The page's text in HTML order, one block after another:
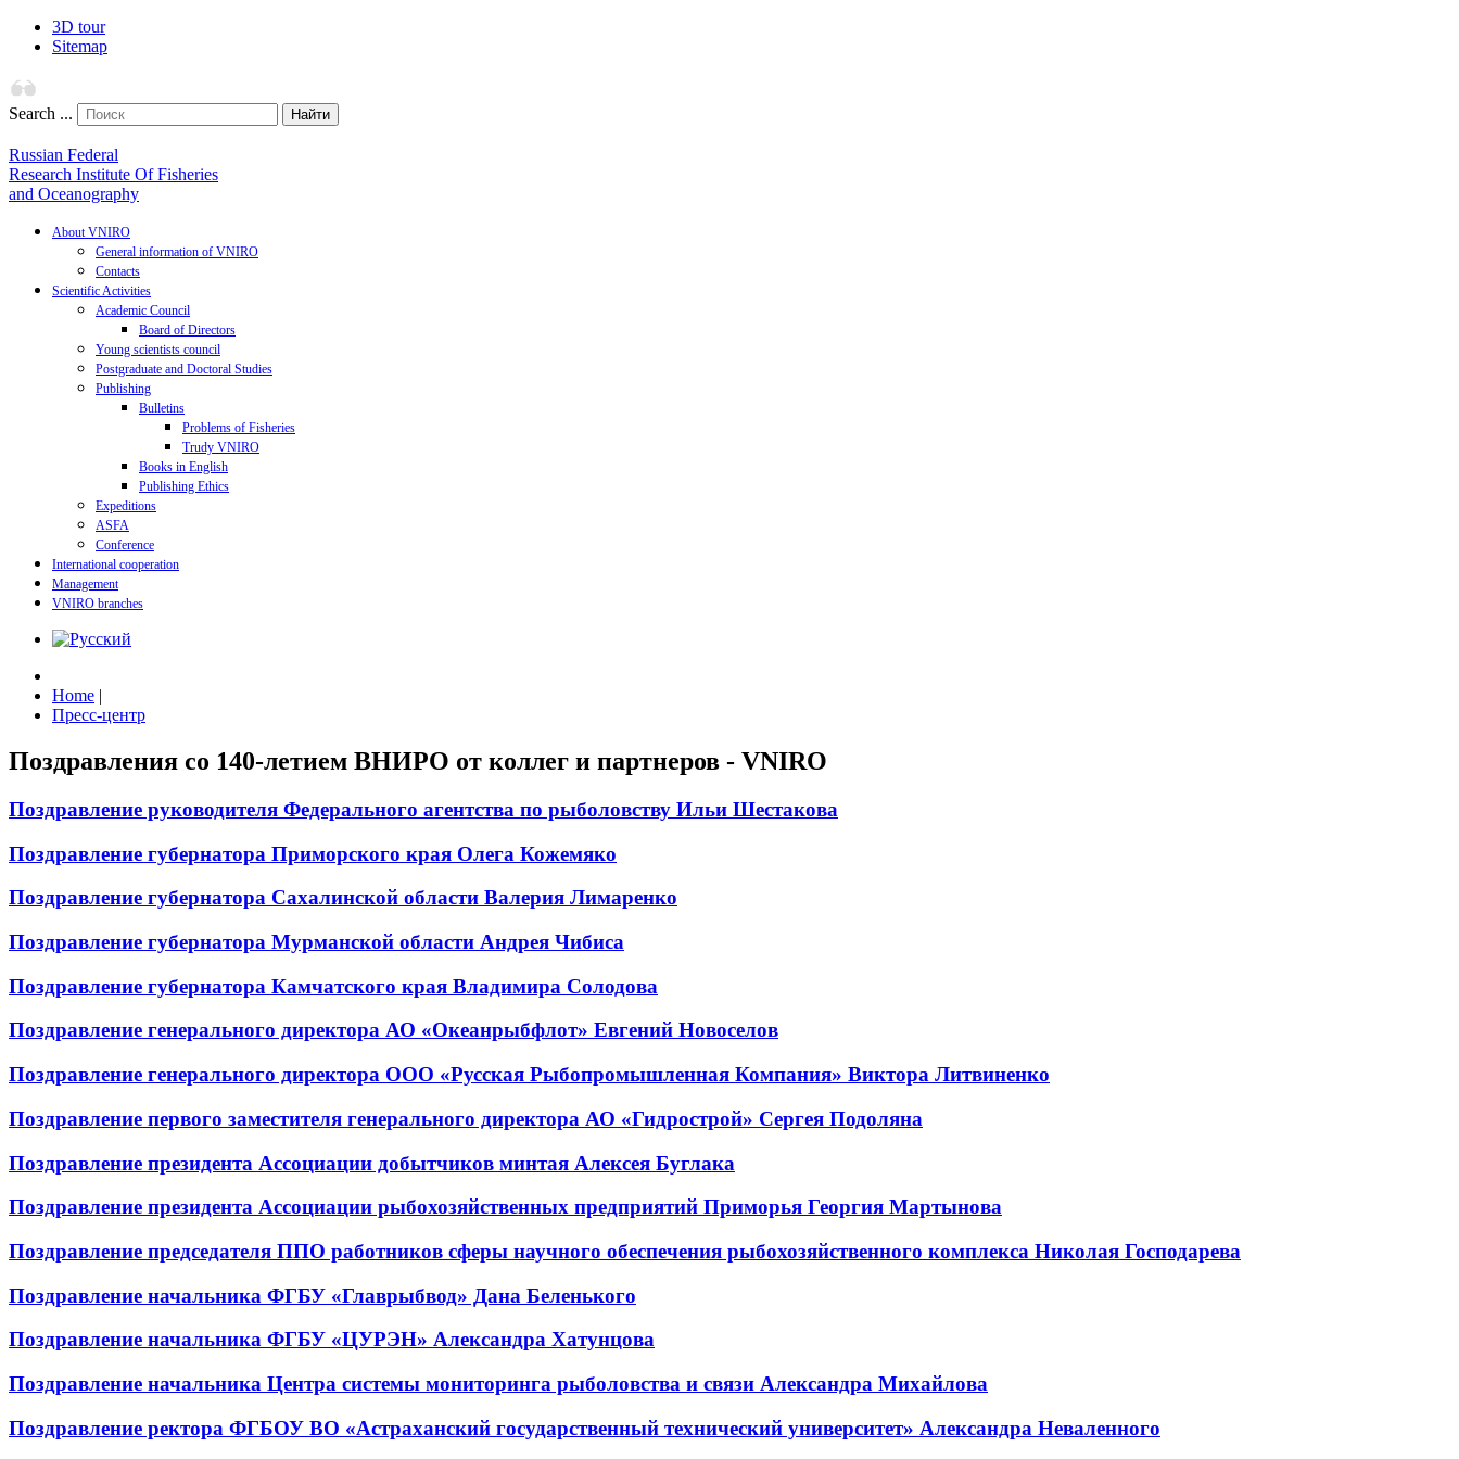
3D tour
Sitemap
Search ... Найти
Russian Federal
Research Institute Of Fisheries
and Oceanography
About VNIRO
General information of VNIRO
Contacts
Scientific Activities
Academic Council
Board of Directors
Young scientists council
Postgraduate and Doctoral Studies
Publishing
Bulletins
Problems of Fisheries
Trudy VNIRO
Books in English
Publishing Ethics
Expeditions
ASFA
Conference
International cooperation
Management
VNIRO branches
Home |
Пресс-центр
Поздравления со 140-летием ВНИРО от коллег и партнеров - VNIRO
Поздравление руководителя Федерального агентства по рыболовству Ильи Шестакова
Поздравление губернатора Приморского края Олега Кожемяко
Поздравление губернатора Сахалинской области Валерия Лимаренко
Поздравление губернатора Мурманской области Андрея Чибиса
Поздравление губернатора Камчатского края Владимира Солодова
Поздравление генерального директора АО «Океанрыбфлот» Евгений Новоселов
Поздравление генерального директора ООО «Русская Рыбопромышленная Компания» Виктора Литвиненко
Поздравление первого заместителя генерального директора АО «Гидрострой» Сергея Подоляна
Поздравление президента Ассоциации добытчиков минтая Алексея Буглака
Поздравление президента Ассоциации рыбохозяйственных предприятий Приморья Георгия Мартынова
Поздравление председателя ППО работников сферы научного обеспечения рыбохозяйственного комплекса Николая Господарева
Поздравление начальника ФГБУ «Главрыбвод» Дана Беленького
Поздравление начальника ФГБУ «ЦУРЭН» Александра Хатунцова
Поздравление начальника Центра системы мониторинга рыболовства и связи Александра Михайлова
Поздравление ректора ФГБОУ ВО «Астраханский государственный технический университет» Александра Неваленного